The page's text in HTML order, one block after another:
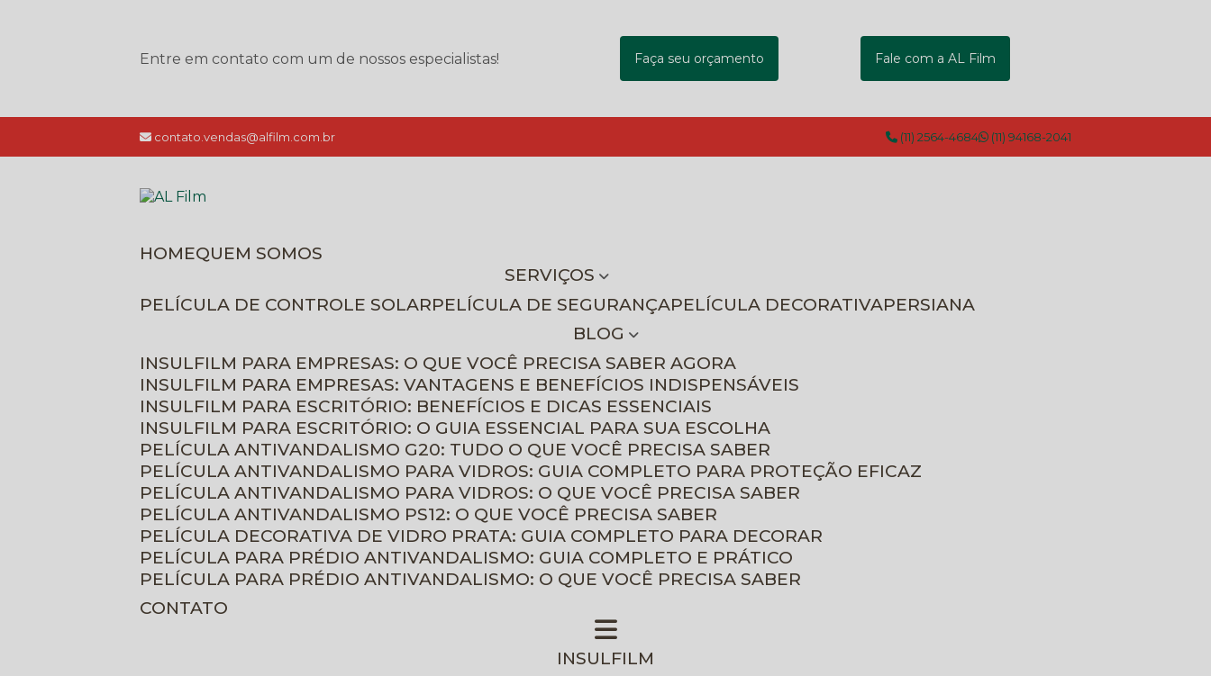
Entre em contato com um de nossos especialistas! Faça seu orçamento Fale com a AL Film
contato.vendas@alfilm.com.br (11) 2564-4684 (11) 94168-2041
HOME
QUEM SOMOS
SERVIÇOS
PELÍCULA DE CONTROLE SOLAR
PELÍCULA DE SEGURANÇA PELÍCULA DECORATIVA
PERSIANA
BLOG
INSULFILM PARA EMPRESAS: O QUE VOCÊ PRECISA SABER AGORA
INSULFILM PARA EMPRESAS: VANTAGENS E BENEFÍCIOS INDISPENSÁVEIS
INSULFILM PARA ESCRITÓRIO: BENEFÍCIOS E DICAS ESSENCIAIS
INSULFILM PARA ESCRITÓRIO: O GUIA ESSENCIAL PARA SUA ESCOLHA
PELÍCULA ANTIVANDALISMO G20: TUDO O QUE VOCÊ PRECISA SABER
PELÍCULA ANTIVANDALISMO PARA VIDROS: GUIA COMPLETO PARA PROTEÇÃO EFICAZ
PELÍCULA ANTIVANDALISMO PARA VIDROS: O QUE VOCÊ PRECISA SABER
PELÍCULA ANTIVANDALISMO PS12: O QUE VOCÊ PRECISA SABER
PELÍCULA DECORATIVA DE VIDRO PRATA: GUIA COMPLETO PARA DECORAR
PELÍCULA PARA PRÉDIO ANTIVANDALISMO: GUIA COMPLETO E PRÁTICO
PELÍCULA PARA PRÉDIO ANTIVANDALISMO: O QUE VOCÊ PRECISA SABER
CONTATO
INSULFILM